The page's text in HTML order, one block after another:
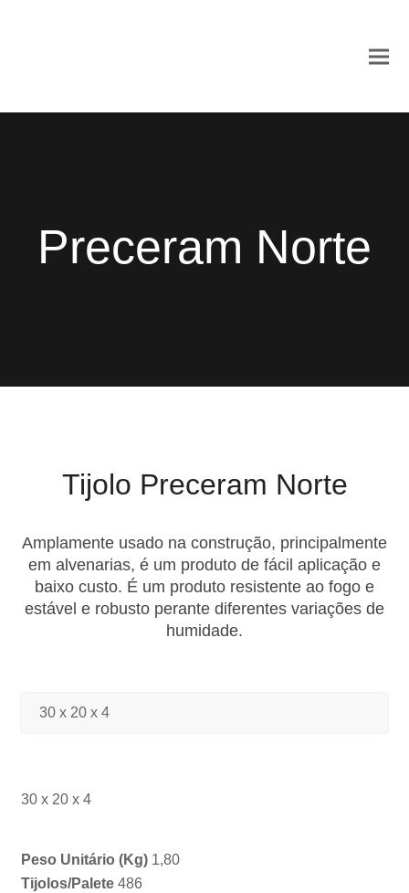
Preceram Norte
Tijolo Preceram Norte
Amplamente usado na construção, principalmente
em alvenarias, é um produto de fácil aplicação e
baixo custo. É um produto resistente ao fogo e
estável e robusto perante diferentes variações de
humidade.
30 x 20 x 4
30 x 20 x 4
Peso Unitário (Kg) 1,80
Tijolos/Palete 486